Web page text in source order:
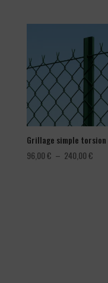
Grillage simple torsion
96,00€ – 240,00€Plage